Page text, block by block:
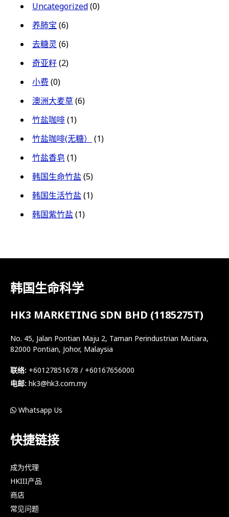
Uncategorized(0)
养肺宝 (6)
去糖灵(6)
奇亚籽(2)
小费 (0)
澳洲大麦草(6)
竹盐咖啡(1)
竹盐咖啡(无糖）
(1)
竹盐香皂 (1)
韩国生命竹盐(5)
韩国生活竹盐(1)
韩国紫竹盐(1)
韩国生命科学
HK3 MARKETING SDN BHD (1185275T)
No. 45, Jalan Pontian Maju 2, Taman Perindustrian Mutiara,
82000 Pontian, Johor, Malaysia
联络: +60127851678 / +60167656000
电邮: hk3@hk3.com.my
Whatsapp Us
快捷链接
成为代理
HKIII产品
商店
常见问题